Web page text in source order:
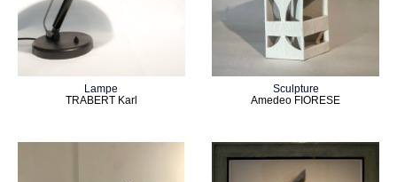
Lampe
TRABERT Karl
Sculpture
Amedeo FIORESE